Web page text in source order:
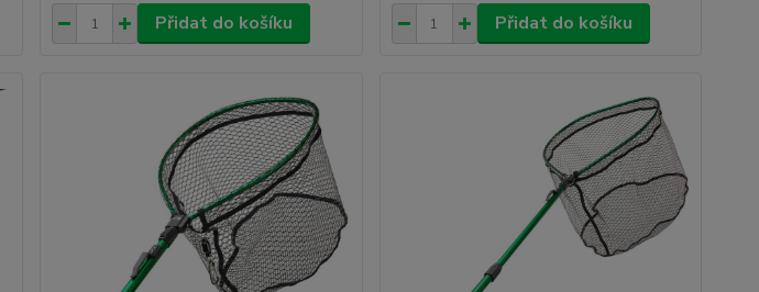
Přidat do košíku Přidat do košíku